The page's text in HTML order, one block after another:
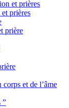
et prières
prières
prière
et de l’âme
”